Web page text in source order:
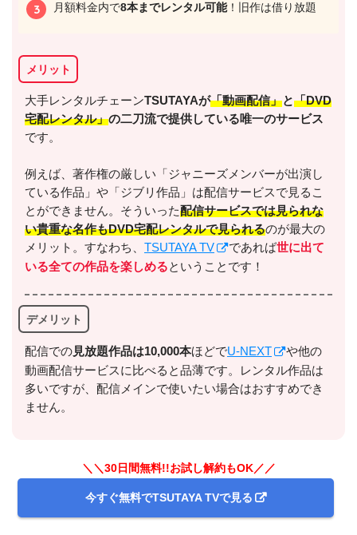
月額料金内で8本までレンタル可能！旧作は借り放題
メリット
大手レンタルチェーンTSUTAYAが「動画配信」と「DVD
宅配レンタル」の二刀流で提供している唯一のサービス
です。
例えば、著作権の厳しい「ジャニーズメンバーが出演し
ている作品」や「ジブリ作品」は配信サービスで見るこ
とができません。そういった配信サービスでは見られな
い貴重な名作もDVD宅配レンタルで見られるのが最大の
メリット。すなわち、 TSUTAYA TV であれば世に出て
いる全ての作品を楽しめるということです！
デメリット
配信での⾒放題作品は10,000本ほどでU-NEXT
や他の
動画配信サービスに比べると品薄です。レンタル作品は
多いですが、配信メインで使いたい場合はおすすめでき
ません。
＼＼30日間無料!!お試し解約もOK／／
今すぐ無料でTSUTAYA TVで見る